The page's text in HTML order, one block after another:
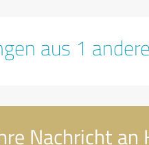
aus 1
Nachricht an